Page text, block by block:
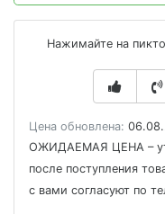
Нажимайте на
Цена обновлена:
ОЖИДАЕМАЯ ЦЕНА –
после поступления
с вами согласуют по